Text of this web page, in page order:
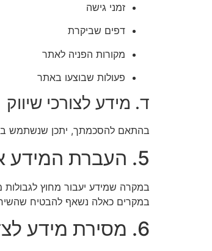
זמני גישה
דפים שביקרת
מקורות הפניה לאתר
פעולות שבוצעו באתר
ד. מידע לצורכי שיווק
בהתאם להסכמתך, יתכן שנשתמש
5. העברת המידע אל מחוץ לגבולות מדינת ישראל
במקרה שמידע יעבור מחוץ
במקרים כאלה נשאף להבטיח
6. מסירת מידע לצד שלישי